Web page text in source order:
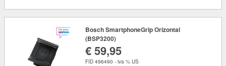
Bosch SmartphoneGrip Orizontal
(BSP3200)
€ 59,95
FID 496490 - iva % US